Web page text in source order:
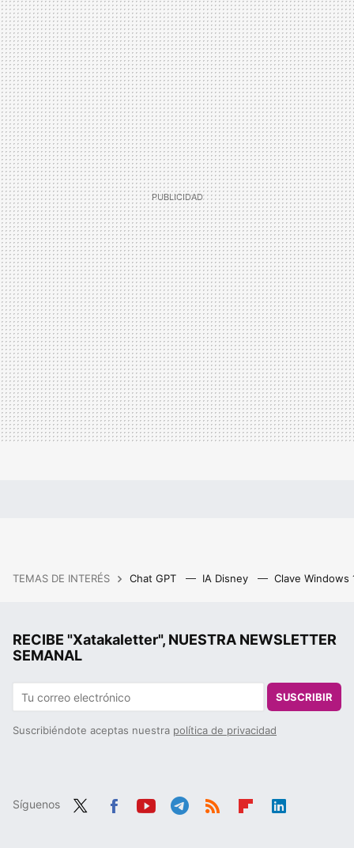
TEMAS DE INTERÉS Chat GPT IA Disney Clave Windows
RECIBE "Xatakaletter", NUESTRA NEWSLETTER
SEMANAL
SUSCRIBIR
Suscribiéndote aceptas nuestra política de privacidad
Síguenos